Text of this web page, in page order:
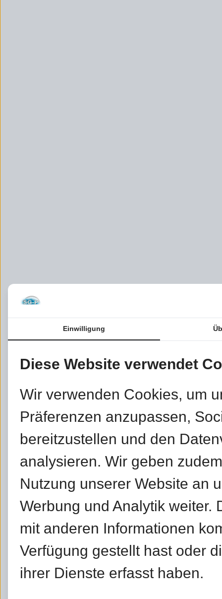
Einwilligung
Diese Website verwendet
Wir verwenden Cookies, um
Präferenzen anzupassen,
bereitzustellen und den
analysieren. Wir geben
Nutzung unserer Website an
Werbung und Analytik weiter.
mit anderen Informationen
Verfügung gestellt hast oder
ihrer Dienste erfasst haben.